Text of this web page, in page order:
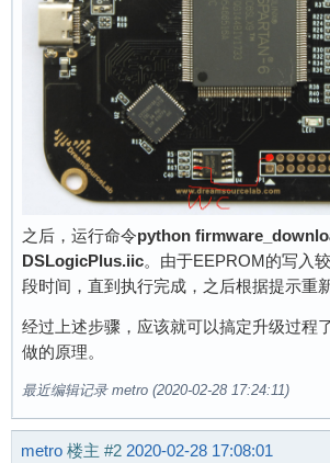
之后，运行命令python
DSLogicPlus.iic。由于EEPROM的写入
段时间，直到执行完成，之后根据提示重
经过上述步骤，应该就可以搞定升级过程
做的原理。
最近编辑记录 metro (2020-02-28 17:24:11)
metro 楼主 #2 2020-02-28 17:08:01